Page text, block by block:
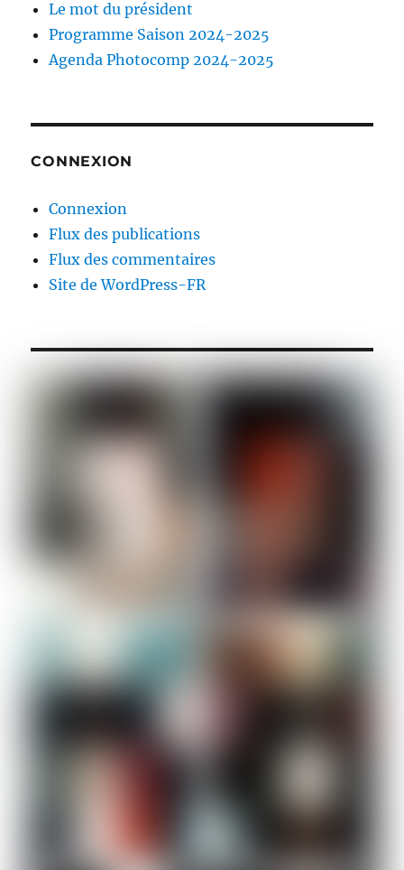
Le mot du président
Programme Saison 2024-2025
Agenda Photocomp 2024-2025
CONNEXION
Connexion
Flux des publications
Flux des commentaires
Site de WordPress-FR